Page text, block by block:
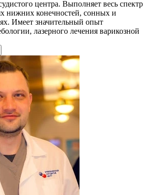
центра. Выполняет весь спектр
нижних конечностей, сонных и
Имеет значительный опыт
лазерного лечения варикозной